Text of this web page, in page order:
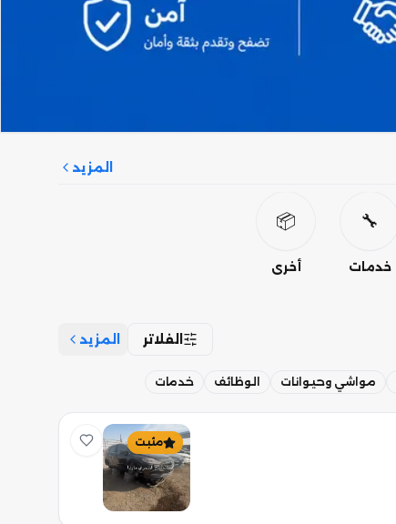
المزيد
🔧
خدمات
📦
أخرى
الفلاتر المزيد
مواشي وحيوانات الوظائف خدمات
مثبت